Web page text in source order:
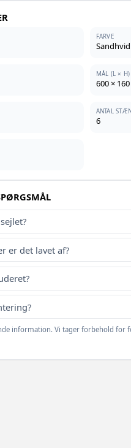
FARVE
Sandhvid
MÅL (L × H)
600 ×
ANTAL
6
er det lavet af?
information. Vi tager forbehold for